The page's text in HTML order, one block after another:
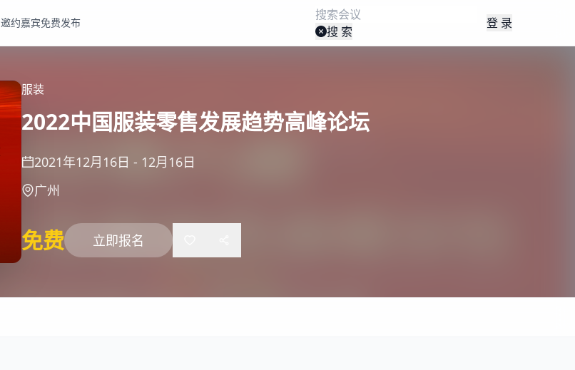
邀约嘉宾免费发布
搜 索
登 录
服装
2022中国服装零售发展趋势高峰论坛
2021年12月16日 - 12月16日
广州
免费 立即报名